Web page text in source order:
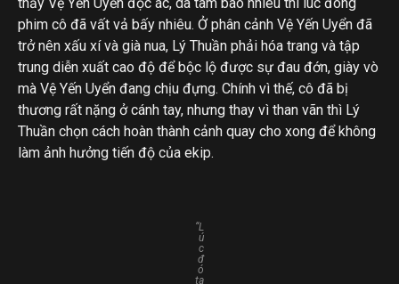
phim cô đã vất vả bấy nhiêu. Ở phân cảnh Vệ Yến Uyển đã
trở nên xấu xí và già nua, Lý Thuần phải hóa trang và tập
trung diễn xuất cao độ để bộc lộ được sự đau đớn, giày vò
mà Vệ Yến Uyển đang chịu đựng. Chính vì thế, cô đã bị
thương rất nặng ở cánh tay, nhưng thay vì than vãn thì Lý
Thuần chọn cách hoàn thành cảnh quay cho xong để không
làm ảnh hưởng tiến độ của ekip.
“L
ú
c
đ
ó
ta